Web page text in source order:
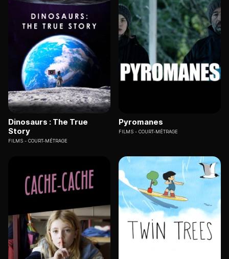
Dinosaurs : The True
Story
FILMS COURT-MÉTRAGE
Pyromanes
FILMS COURT-MÉTRAGE